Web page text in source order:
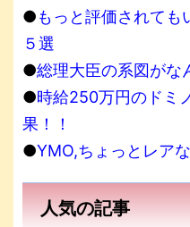
●もっと評価されて
５選
●総理大臣の系図がな
●時給250万円のドミ
果！！
●YMO,ちょっとレア
人気の記事